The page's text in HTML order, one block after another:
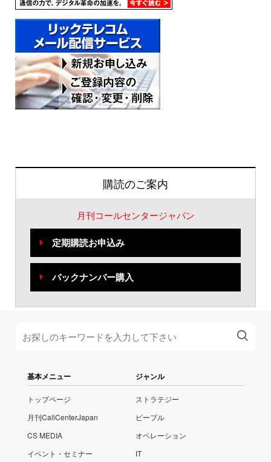
購読のご案内
月刊コールセンタージャパン
定期購読お申込み
バックナンバー購入
基本メニュー
トップページ
月刊CallCenterJapan
CS MEDIA
イベント・セミナー
ジャンル
ストラテジー
ピープル
オペレーション
IT